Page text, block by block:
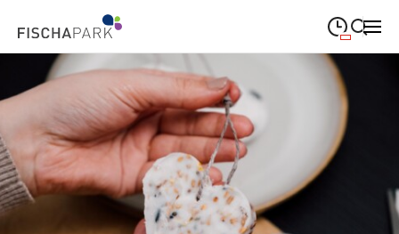
Suche schließen
Montag
MONTAG —19:00
Dienstag
DIENSTAG 19:00
Mittwoch
MITTWOCH 09:00—